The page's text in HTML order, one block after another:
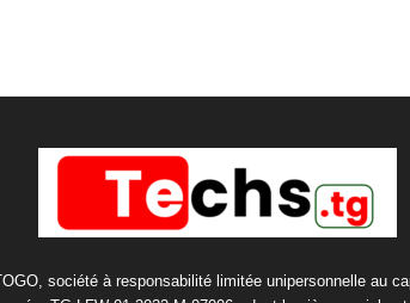
société à responsabilité limitée unipersonnelle au